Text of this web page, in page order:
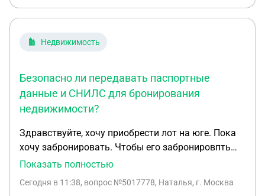
Недвижимость
Безопасно ли передавать паспортные
данные и СНИЛС для бронирования
недвижимости?
Здравствуйте, хочу приобрести лот на юге. Пока
хочу забронировать. Чтобы его забронировпть
застройщик просит паспортные данные и снилс.
правильно поступить?
Показать полностью
Сегодня в 11:38, вопрос №5017778, Наталья, г. Москва